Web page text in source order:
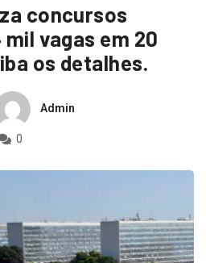
concursos
vagas em 20
os detalhes.
Admin
0